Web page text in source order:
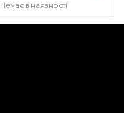
Немає в наявності